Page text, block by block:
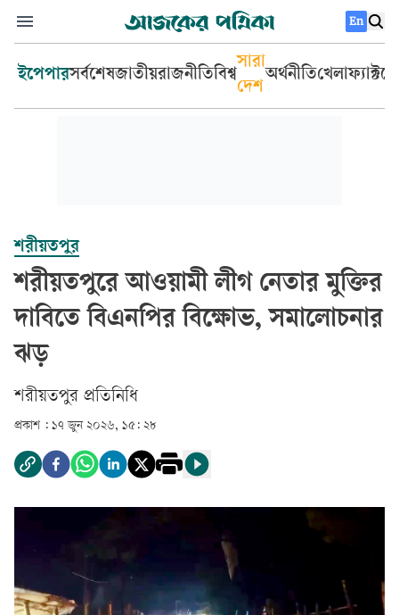
En
ইপেপারসর্বশেষজাতীয়রাজনীতিবিশ্ব
সারা
দেশ
অর্থনীতিখেলা
শরীয়তপুর
শরীয়তপুরে আওয়ামী লীগ নেতার মুক্তির
দাবিতে বিএনপির বিক্ষোভ, সমালোচনার
ঝড়
শরীয়তপুর প্রতিনিধি
প্রকাশ : ১৭ জুন ২০২৬, ১৫: ২৮